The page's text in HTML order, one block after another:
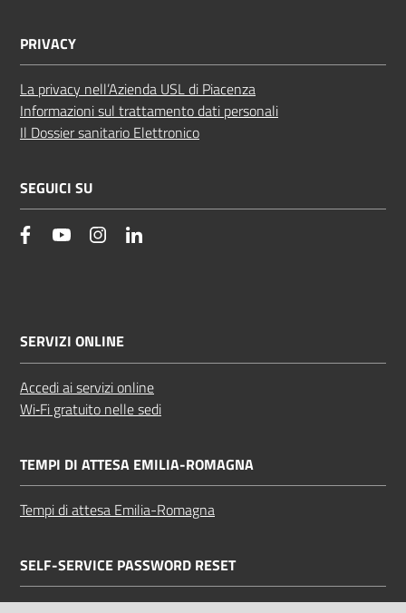
PRIVACY
La privacy nell’Azienda USL di Piacenza
Informazioni sul trattamento dati personali
Il Dossier sanitario Elettronico
SEGUICI SU
facebookYouTube Instagram
SERVIZI ONLINE
Accedi ai servizi online
Wi‑Fi gratuito nelle sedi
TEMPI DI ATTESA EMILIA-ROMAGNA
Tempi di attesa Emilia-Romagna
SELF-SERVICE PASSWORD RESET